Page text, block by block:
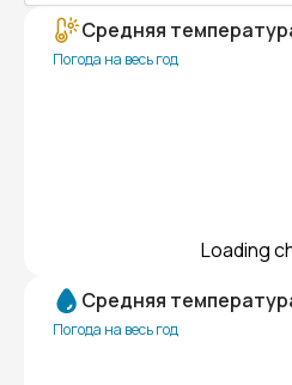
Средняя
Погода на весь год
Loading
Средняя
Погода на весь год